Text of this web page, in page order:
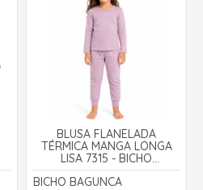
BLUSA FLANELADA
TÉRMICA MANGA LONGA
LISA 7315 - BICHO
BAGUNÇA
BICHO BAGUNCA